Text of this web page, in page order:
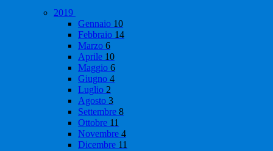
2019
Gennaio 10
Febbraio 14
Marzo 6
Aprile 10
Maggio 6
Giugno 4
Luglio 2
Agosto 3
Settembre 8
Ottobre 11
Novembre 4
Dicembre 11